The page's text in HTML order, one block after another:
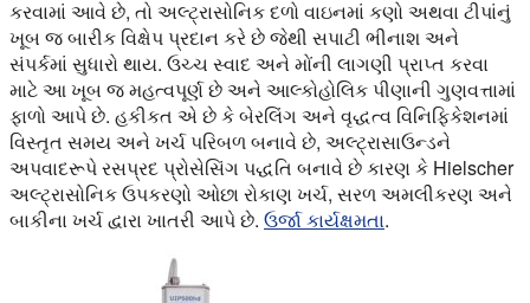
કરવામાં આવે છે, તો અલ્ટ્રાસોનિક દળો વાઇનમાં કણો અથવા ટીપાંનું
ખૂબ જ બારીક વિક્ષેપ પ્રદાન કરે છે જેથી સપાટી ભીનાશ અને
સંપર્કમાં સુધારો થાય. ઉચ્ચ સ્વાદ અને મોંની લાગણી પ્રાપ્ત કરવા
માટે આ ખૂબ જ મહત્વપૂર્ણ છે અને આલ્કોહોલિક પીણાની ગુણવત્તામાં
ફાળો આપે છે. હકીકત એ છે કે બેરલિંગ અને વૃદ્ધત્વ વિનિફિકેશનમાં
વિસ્તૃત સમય અને ખર્ચ પરિબળ બનાવે છે, અલ્ટ્રાસાઉન્ડને
અપવાદરૂપે રસપ્રદ પ્રોસેસિંગ પદ્ધતિ બનાવે છે કારણ કે Hielscher
અલ્ટ્રાસોનિક ઉપકરણો ઓછા રોકાણ ખર્ચ, સરળ અમલીકરણ અને
બાકીના ખર્ચ દ્વારા ખાતરી આપે છે. ઉર્જા કાર્યક્ષમતા.